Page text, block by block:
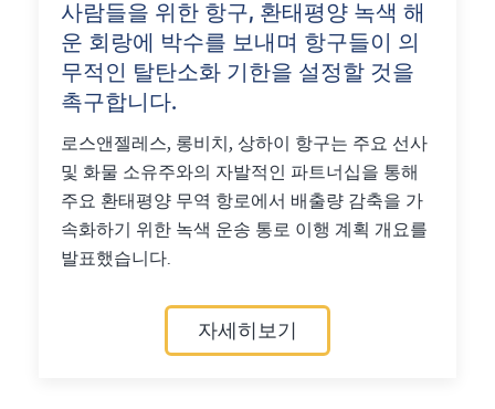
사람들을 위한 항구, 환태평양 녹색 해
운 회랑에 박수를 보내며 항구들이 의
무적인 탈탄소화 기한을 설정할 것을
촉구합니다.
로스앤젤레스, 롱비치, 상하이 항구는 주요 선사
및 화물 소유주와의 자발적인 파트너십을 통해
주요 환태평양 무역 항로에서 배출량 감축을 가
속화하기 위한 녹색 운송 통로 이행 계획 개요를
발표했습니다.
자세히보기